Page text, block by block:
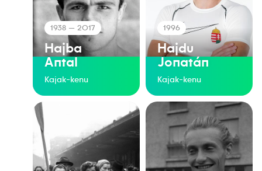
1938 — 2017
Hajba
Antal
Kajak-kenu
1996
Hajdu
Jonatán
Kajak-kenu